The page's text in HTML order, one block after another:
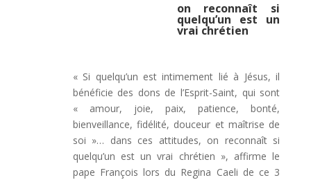
on reconnaît si
quelqu’un est un
vrai chrétien
« Si quelqu’un est intimement lié à Jésus, il
bénéficie des dons de l’Esprit-Saint, qui sont
« amour, joie, paix, patience, bonté,
bienveillance, fidélité, douceur et maîtrise de
soi »… dans ces attitudes, on reconnaît si
quelqu’un est un vrai chrétien », affirme le
pape François lors du Regina Caeli de ce 3